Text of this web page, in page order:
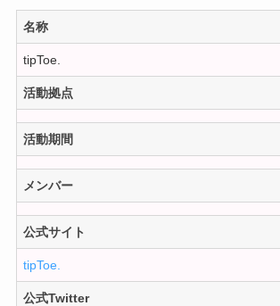
名称
tipToe.
活動拠点
活動期間
メンバー
公式サイト
tipToe.
公式Twitter